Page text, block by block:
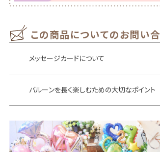
この商品についてのお問い
メッセージカードについて
バルーンを長く楽しむための大切なポイント